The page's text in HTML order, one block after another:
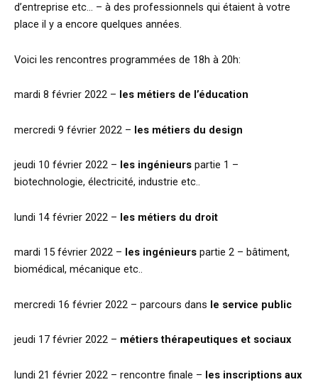
d’entreprise etc… – à des professionnels qui étaient à votre
place il y a encore quelques années.
Voici les rencontres programmées de 18h à 20h:
mardi 8 février 2022 – les métiers de l’éducation
mercredi 9 février 2022 – les métiers du design
jeudi 10 février 2022 – les ingénieurs partie 1 –
biotechnologie, électricité, industrie etc..
lundi 14 février 2022 – les métiers du droit
mardi 15 février 2022 – les ingénieurs partie 2 – bâtiment,
biomédical, mécanique etc..
mercredi 16 février 2022 – parcours dans le service public
jeudi 17 février 2022 – métiers thérapeutiques et sociaux
lundi 21 février 2022 – rencontre finale – les inscriptions aux